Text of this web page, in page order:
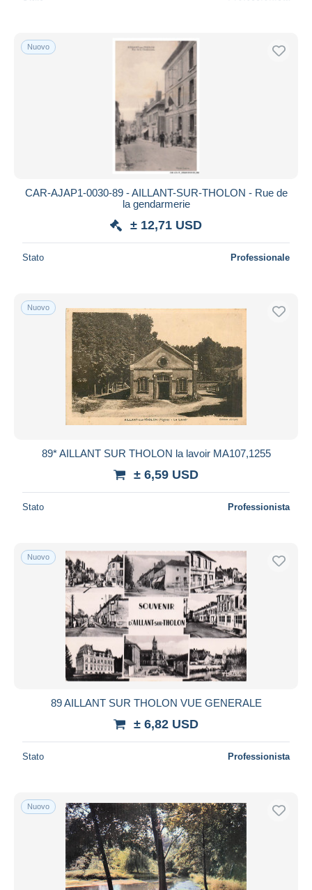
Nuovo
CAR-AJAP1-0030-89 - AILLANT-SUR-THOLON - Rue de
la gendarmerie
± 12,71 USD
Stato Professionale
Nuovo
89* AILLANT SUR THOLON la lavoir MA107,1255
± 6,59 USD
Stato Professionista
Nuovo
89 AILLANT SUR THOLON VUE GENERALE
± 6,82 USD
Stato Professionista
Nuovo